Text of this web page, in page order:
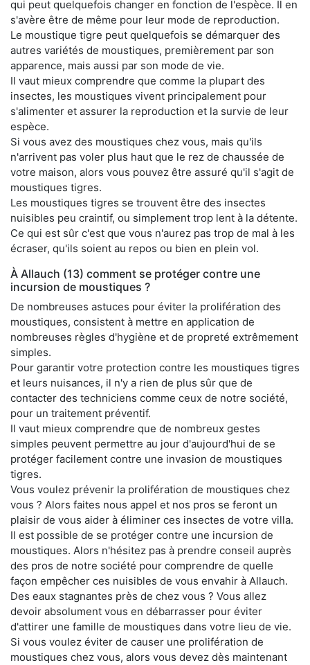
qui peut quelquefois changer en fonction de l'espèce. Il en
s'avère être de même pour leur mode de reproduction.
Le moustique tigre peut quelquefois se démarquer des
autres variétés de moustiques, premièrement par son
apparence, mais aussi par son mode de vie.
Il vaut mieux comprendre que comme la plupart des
insectes, les moustiques vivent principalement pour
s'alimenter et assurer la reproduction et la survie de leur
espèce.
Si vous avez des moustiques chez vous, mais qu'ils
n'arrivent pas voler plus haut que le rez de chaussée de
votre maison, alors vous pouvez être assuré qu'il s'agit de
moustiques tigres.
Les moustiques tigres se trouvent être des insectes
nuisibles peu craintif, ou simplement trop lent à la détente.
Ce qui est sûr c'est que vous n'aurez pas trop de mal à les
écraser, qu'ils soient au repos ou bien en plein vol.
À Allauch (13) comment se protéger contre une
incursion de moustiques ?
De nombreuses astuces pour éviter la prolifération des
moustiques, consistent à mettre en application de
nombreuses règles d'hygiène et de propreté extrêmement
simples.
Pour garantir votre protection contre les moustiques tigres
et leurs nuisances, il n'y a rien de plus sûr que de
contacter des techniciens comme ceux de notre société,
pour un traitement préventif.
Il vaut mieux comprendre que de nombreux gestes
simples peuvent permettre au jour d'aujourd'hui de se
protéger facilement contre une invasion de moustiques
tigres.
Vous voulez prévenir la prolifération de moustiques chez
vous ? Alors faites nous appel et nos pros se feront un
plaisir de vous aider à éliminer ces insectes de votre villa.
Il est possible de se protéger contre une incursion de
moustiques. Alors n'hésitez pas à prendre conseil auprès
des pros de notre société pour comprendre de quelle
façon empêcher ces nuisibles de vous envahir à Allauch.
Des eaux stagnantes près de chez vous ? Vous allez
devoir absolument vous en débarrasser pour éviter
d'attirer une famille de moustiques dans votre lieu de vie.
Si vous voulez éviter de causer une prolifération de
moustiques chez vous, alors vous devez dès maintenant